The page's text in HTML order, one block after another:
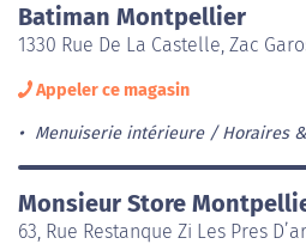
Batiman Montpellier
1330 Rue De La Castelle, Zac
Appeler ce magasin
Menuiserie intérieure Horaires
Monsieur Store
63, Rue Restanque Zi Les Pres